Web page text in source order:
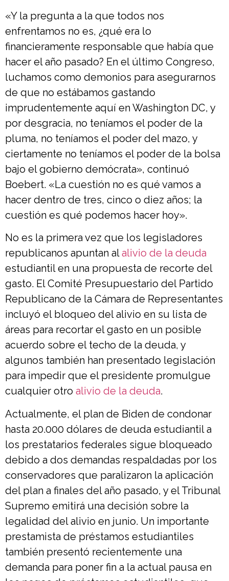
«Y la pregunta a la que todos nos
enfrentamos no es, ¿qué era lo
financieramente responsable que había que
hacer el año pasado? En el último Congreso,
luchamos como demonios para asegurarnos
de que no estábamos gastando
imprudentemente aquí en Washington DC, y
por desgracia, no teníamos el poder de la
pluma, no teníamos el poder del mazo, y
ciertamente no teníamos el poder de la bolsa
bajo el gobierno demócrata», continuó
Boebert. «La cuestión no es qué vamos a
hacer dentro de tres, cinco o diez años; la
cuestión es qué podemos hacer hoy».
No es la primera vez que los legisladores
republicanos apuntan alalivio de la deuda
estudiantil en una propuesta de recorte del
gasto. El Comité Presupuestario del Partido
Republicano de la Cámara de Representantes
incluyó el bloqueo del alivio en su lista de
áreas para recortar el gasto en un posible
acuerdo sobre el techo de la deuda, y
algunos también han presentado legislación
para impedir que el presidente promulgue
cualquier otro alivio de la deuda.
Actualmente, el plan de Biden de condonar
hasta 20.000 dólares de deuda estudiantil a
los prestatarios federales sigue bloqueado
debido a dos demandas respaldadas por los
conservadores que paralizaron la aplicación
del plan a finales del año pasado, y el Tribunal
Supremo emitirá una decisión sobre la
legalidad del alivio en junio. Un importante
prestamista de préstamos estudiantiles
también presentó recientemente una
demanda para poner fin a la actual pausa en